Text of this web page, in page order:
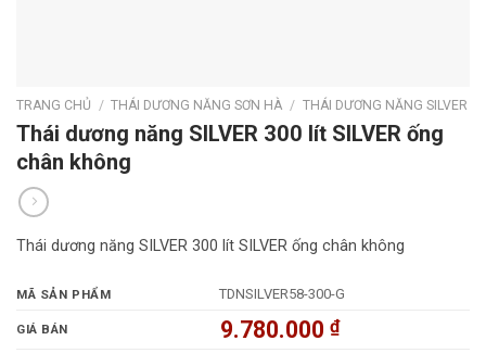
TRANG CHỦ / THÁI DƯƠNG NĂNG SƠN HÀ / THÁI DƯƠNG NĂNG SILVER
Thái dương năng SILVER 300 lít SILVER ống
chân không
Thái dương năng SILVER 300 lít SILVER ống chân không
MÃ SẢN PHẨM TDNSILVER58-300-G
GIÁ BÁN 9.780.000₫